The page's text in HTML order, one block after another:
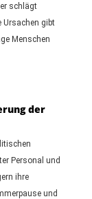
schlägt
Ursachen gibt
Menschen
der
Personal und
ihre
und